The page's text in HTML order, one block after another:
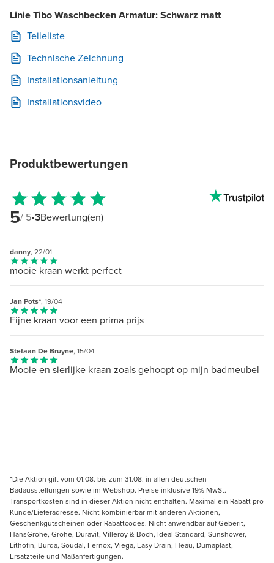
Linie Tibo Waschbecken Armatur: Schwarz matt
Teileliste
Technische Zeichnung
Installationsanleitung
Installationsvideo
Produktbewertungen
5/ 5•3Bewertung(en)
danny, 22/01
mooie kraan werkt perfect
Jan Pots*, 19/04
Fijne kraan voor een prima prijs
Stefaan De Bruyne, 15/04
Mooie en sierlijke kraan zoals gehoopt op mijn badmeubel
*Die Aktion gilt vom 01.08. bis zum 31.08. in allen deutschen
Badausstellungen sowie im Webshop. Preise inklusive 19% MwSt.
Transportkosten sind in dieser Aktion nicht enthalten. Maximal ein Rabatt pro
Kunde/Lieferadresse. Nicht kombinierbar mit anderen Aktionen,
Geschenkgutscheinen oder Rabattcodes. Nicht anwendbar auf Geberit,
HansGrohe, Grohe, Duravit, Villeroy & Boch, Ideal Standard, Sunshower,
Lithofin, Burda, Soudal, Fernox, Viega, Easy Drain, Heau, Dumaplast,
Ersatzteile und Maßanfertigungen.